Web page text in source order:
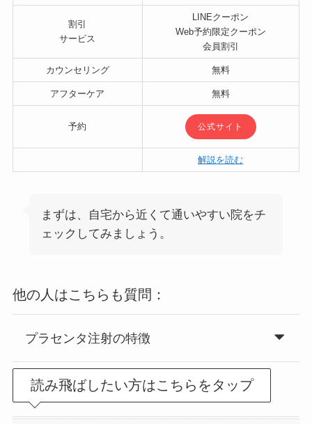
割引
サービス
LINEクーポン
Web予約限定クーポン
会員割引
カウンセリング 無料
アフターケア 無料
予約 公式サイト
解説を読む
まずは、自宅から近くて通いやすい院をチ
ェックしてみましょう。
他の人はこちらも質問：
プラセンタ注射の特徴
読み飛ばしたい方はこちらをタップ